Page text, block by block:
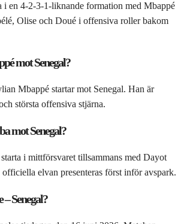
i en 4-2-3-1-liknande formation med Mbappé
Olise och Doué i offensiva roller bakom
mot Senegal?
Mbappé startar mot Senegal. Han är
största offensiva stjärna.
mot Senegal?
i mittförsvaret tillsammans med Dayot
elvan presenteras först inför avspark.
Senegal?